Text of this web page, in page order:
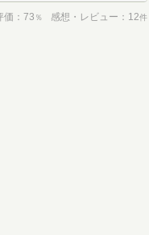
価 73 ％ 感想・レビュー 12件